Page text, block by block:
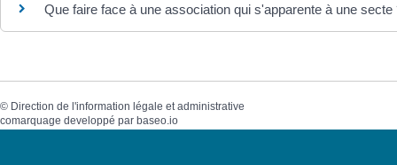
Que faire face à une association qui s'apparente à une secte
© Direction de l'information légale et administrative
comarquage developpé par baseo.io